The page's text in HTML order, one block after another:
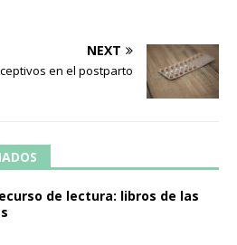
NEXT
en el postparto
de lectura: libros de las